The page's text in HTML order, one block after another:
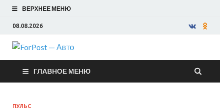
ВЕРХНЕЕ МЕНЮ
08.08.2026
ForPost —
Авто
ГЛАВНОЕ МЕНЮ
ПУЛЬС